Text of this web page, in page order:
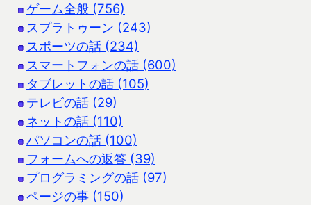
ゲーム全般 (756)
スプラトゥーン (243)
スポーツの話 (234)
スマートフォンの話 (600)
タブレットの話 (105)
テレビの話 (29)
ネットの話 (110)
パソコンの話 (100)
フォームへの返答 (39)
プログラミングの話 (97)
ページの事 (150)